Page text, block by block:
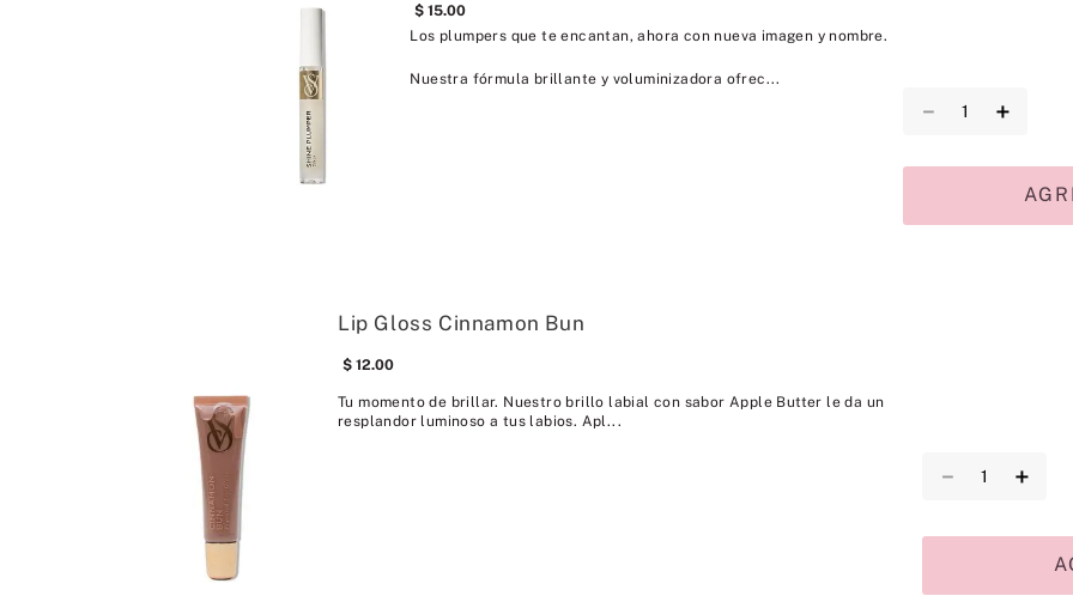
15.00
Los plumpers que te encantan, ahora con nueva imagen y nombre.
Nuestra fórmula brillante y voluminizadora ofrec...
＋
－
Lip Gloss Cinnamon Bun
12.00
Tu momento de brillar. Nuestro brillo labial con sabor Apple Butter le da un
resplandor luminoso a tus labios. Apl...
＋
－